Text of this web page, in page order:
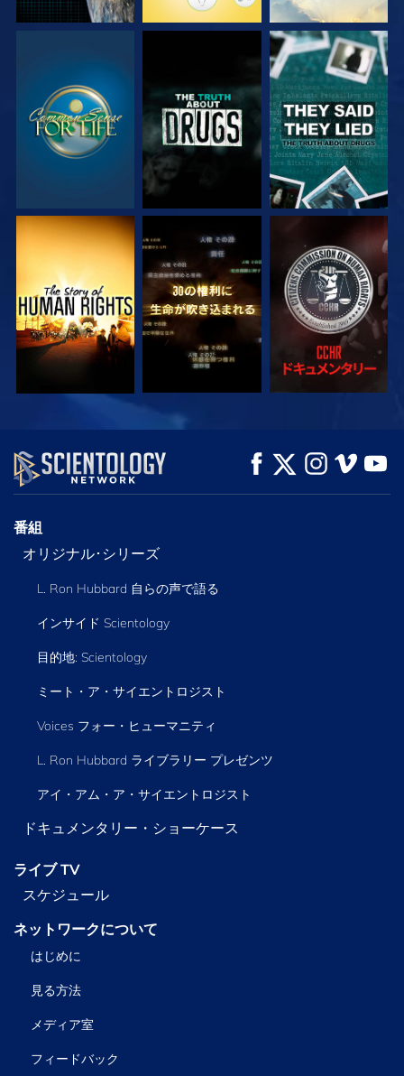
観る 観る 観る
観る 観る 観る
観る シリーズを探求
番組
オリジナル･シリーズ
L. Ron Hubbard 自らの声で語る
インサイド Scientology
目的地: Scientology
ミート・ア・サイエントロジスト
Voices フォー・ヒューマニティ
L. Ron Hubbard ライブラリー プレゼンツ
アイ・アム・ア・サイエントロジスト
ドキュメンタリー・ショーケース
ライブ TV
スケジュール
ネットワークについて
はじめに
見る方法
メディア室
フィードバック